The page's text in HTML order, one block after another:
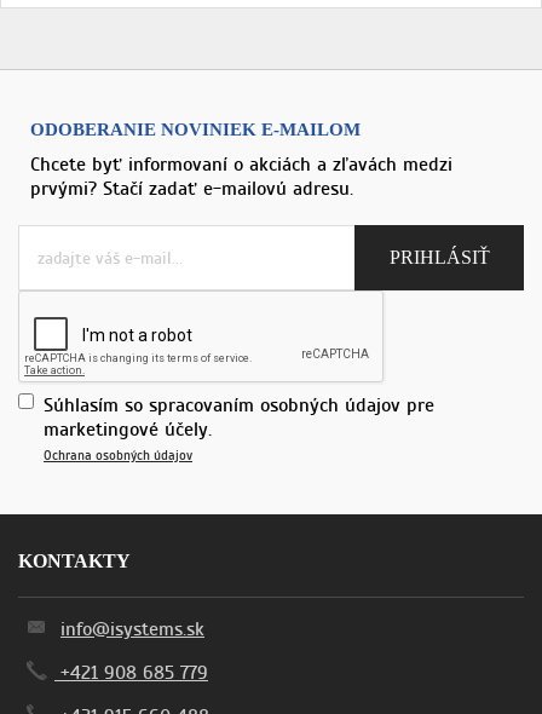
ODOBERANIE NOVINIEK E-MAILOM
Chcete byť informovaní o akciách a zľavách medzi
prvými? Stačí zadať e-mailovú adresu.
Súhlasím so spracovaním osobných údajov pre
marketingové účely.
Ochrana osobných údajov
KONTAKTY
info@isystems.sk
+421 908 685 779